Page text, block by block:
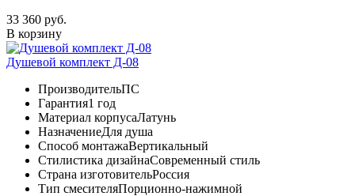
33 360 руб.
В корзину
Душевой комплект Д-08
ПроизводительПС
Гарантия1 год
Материал корпусаЛатунь
НазначениеДля душа
Способ монтажаВертикальный
Стилистика дизайнаСовременный стиль
Страна изготовительРоссия
Тип смесителяПорционно-нажимной